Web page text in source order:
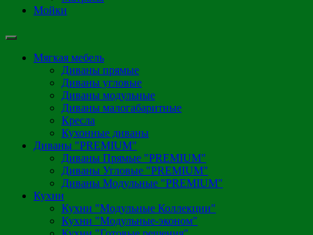
Мойки
Мягкая мебель
Диваны прямые
Диваны угловые
Диваны модульные
Диваны малогабаритные
Кресла
Кухонные диваны
Диваны "PREMIUM"
Диваны Прямые "PREMIUM"
Диваны Угловые "PREMIUM"
Диваны Модульные "PREMIUM"
Кухни
Кухни "Модульные Коллекции"
Кухни "Модульные-эконом"